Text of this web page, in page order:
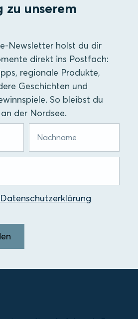
zu unserem
Newsletter holst du dir
direkt ins Postfach:
regionale Produkte,
Geschichten und
So bleibst du
der Nordsee.
Datenschutzerklärung